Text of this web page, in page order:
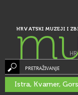
HRVATSKI MUZEJI I
HR
PRETRAŽIVANJE
Istra, Kvarner,